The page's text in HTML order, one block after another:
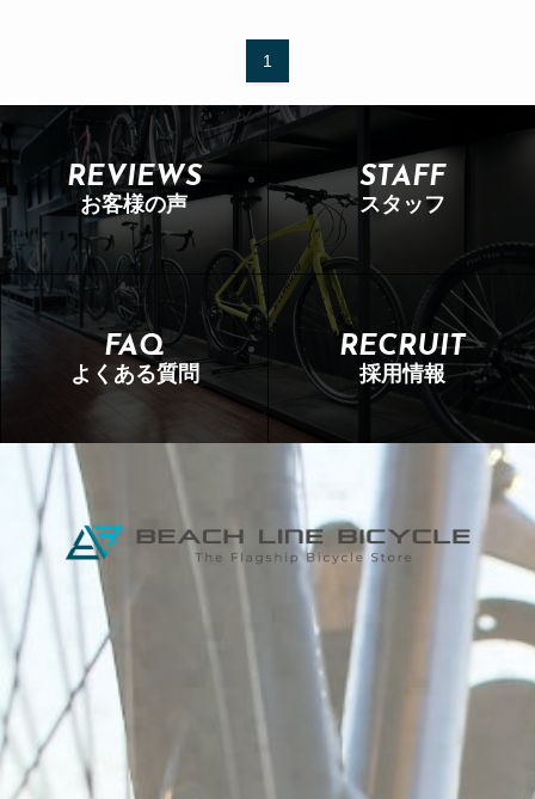
1
REVIEWS
お客様の声
STAFF
スタッフ
FAQ
よくある質問
RECRUIT
採用情報